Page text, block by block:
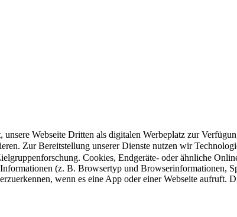
Webseite Dritten als digitalen Werbeplatz zur
Zur Bereitstellung unserer Dienste nutzen wir
Cookies, Endgeräte- oder ähnliche
(z. B. Browsertyp und Browserinformationen,
wenn es eine App oder einer Webseite aufruft.